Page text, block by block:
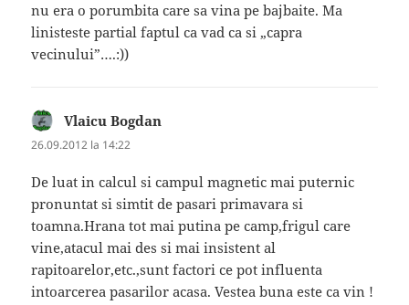
nu era o porumbita care sa vina pe bajbaite. Ma
linisteste partial faptul ca vad ca si „capra
vecinului”….:))
Vlaicu Bogdan
26.09.2012 la 14:22
De luat in calcul si campul magnetic mai puternic
pronuntat si simtit de pasari primavara si
toamna.Hrana tot mai putina pe camp,frigul care
vine,atacul mai des si mai insistent al
rapitoarelor,etc.,sunt factori ce pot influenta
intoarcerea pasarilor acasa. Vestea buna este ca vin !